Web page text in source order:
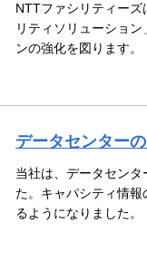
NTTファシリティー
リティソリューショ
ンの強化を図ります。
データセンター
当社は、データセン
た。キャパシティ情
るようになりました。